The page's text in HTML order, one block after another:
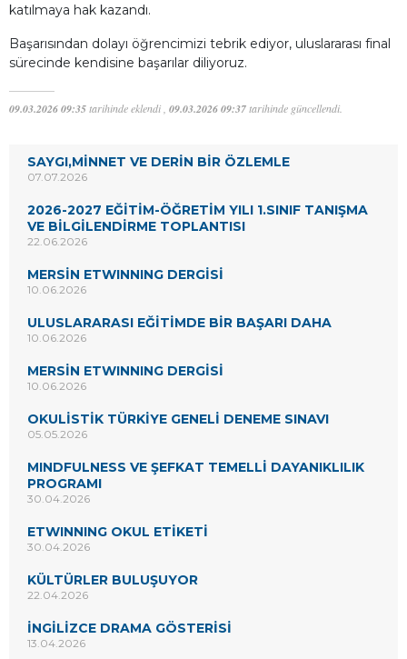
katılmaya hak kazandı.
Başarısından dolayı öğrencimizi tebrik ediyor, uluslararası final
sürecinde kendisine başarılar diliyoruz.
09.03.2026 09:35tarihinde eklendi , 09.03.2026 09:37tarihinde güncellendi.
SAYGI,MİNNET VE DERİN BİR ÖZLEMLE
07.07.2026
2026-2027 EĞİTİM-ÖĞRETİM YILI 1.SINIF TANIŞMA
VE BİLGİLENDİRME TOPLANTISI
22.06.2026
MERSİN ETWINNING DERGİSİ
10.06.2026
ULUSLARARASI EĞİTİMDE BİR BAŞARI DAHA
10.06.2026
MERSİN ETWINNING DERGİSİ
10.06.2026
OKULİSTİK TÜRKİYE GENELİ DENEME SINAVI
05.05.2026
MINDFULNESS VE ŞEFKAT TEMELLİ DAYANIKLILIK
PROGRAMI
30.04.2026
ETWINNING OKUL ETİKETİ
30.04.2026
KÜLTÜRLER BULUŞUYOR
22.04.2026
İNGİLİZCE DRAMA GÖSTERİSİ
13.04.2026